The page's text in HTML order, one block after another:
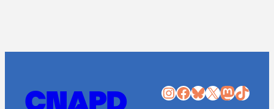
InstagramFacebook Bluesky X Mastodon TikTok